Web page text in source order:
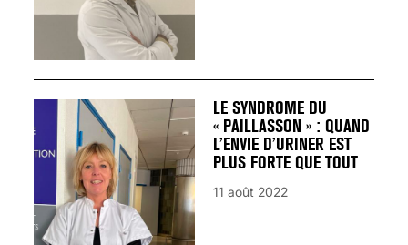
LE SYNDROME DU
« PAILLASSON » : QUAND
L’ENVIE D’URINER EST
PLUS FORTE QUE TOUT
11 août 2022